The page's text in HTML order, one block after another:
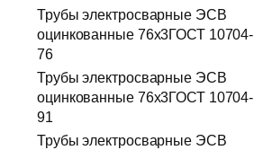
Трубы электросварные ЭСВ
оцинкованные 76х3ГОСТ 10704-
76
Трубы электросварные ЭСВ
оцинкованные 76х3ГОСТ 10704-
91
Трубы электросварные ЭСВ